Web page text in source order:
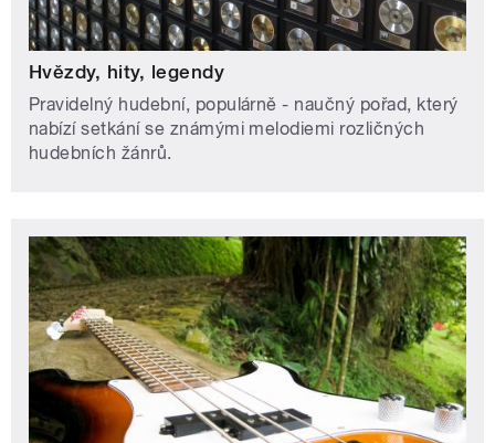
Hvězdy, hity, legendy
Pravidelný hudební, populárně - naučný pořad, který
nabízí setkání se známými melodiemi rozličných
hudebních žánrů.